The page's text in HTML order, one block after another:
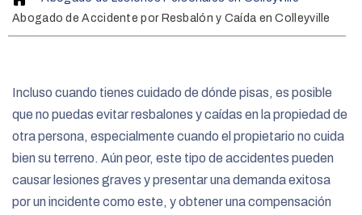
o
m
Abogado de Accidente por Resbalón y Caída en Colleyville
Incluso cuando tienes cuidado de dónde pisas, es posible
que no puedas evitar resbalones y caídas en la propiedad de
otra persona, especialmente cuando el propietario no cuida
bien su terreno. Aún peor, este tipo de accidentes pueden
causar lesiones graves y presentar una demanda exitosa
por un incidente como este, y obtener una compensación